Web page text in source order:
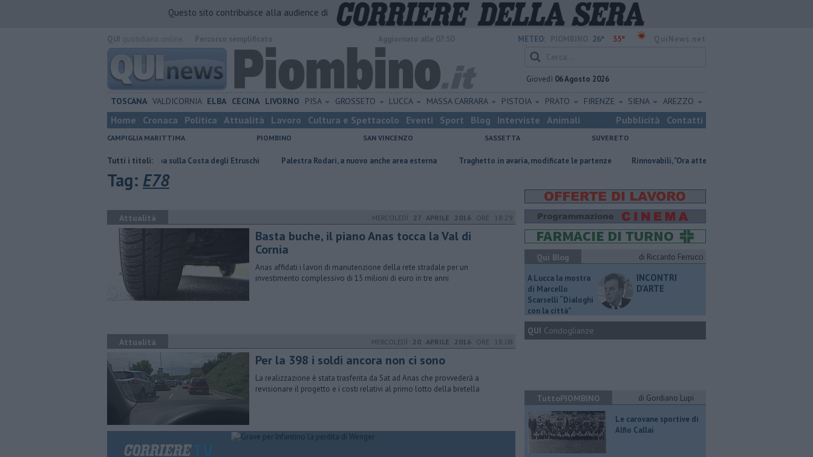
Questo sito contribuisce alla audience di
METEO: 26° 35°
Giovedì 06 Agosto 2026
TOSCANA VALDICORNIA ELBA CECINA LIVORNO PISA GROSSETO LUCCA MASSA CARRARA PISTOIA PRATO FIRENZE SIENA AREZZO
Home Cronaca Politica Attualità Lavoro Cultura e Spettacolo Eventi Sport Blog Interviste Animali Pubblicità Contatti
CAMPIGLIA MARITTIMA PIOMBINO SAN VINCENZO SASSETTA SUVERETO
Tutti i titoli:
Cultura diffusa, tappa sulla Costa degli Etruschi Palestra Rodari, a nuovo anche area esterna Traghetto in avaria, modificate le partenze Rinnovabili, "Ora attendiamo risposte concrete"
Tag: E78
Attualità MERCOLEDÌ 27 APRILE 2016 ORE 18:29
Basta buche, il piano Anas tocca la Val di
Cornia
Anas affidati i lavori di manutenzione della rete stradale per un
investimento complessivo di 15 milioni di euro in tre anni
Attualità MERCOLEDÌ 20 APRILE 2016 ORE 18:08
Per la 398 i soldi ancora non ci sono
La realizzazione è stata trasferita da Sat ad Anas che provvederà a
revisionare il progetto e i costi relativi al primo lotto della bretella
Qui Blog di Riccardo Ferrucci
A Lucca la mostra
di Marcello
Scarselli “Dialoghi
con la città"
INCONTRI
D'ARTE
QUI Condoglianze
TuttoPIOMBINO di Gordiano Lupi
​Le carovane sportive di
Alfio Callai